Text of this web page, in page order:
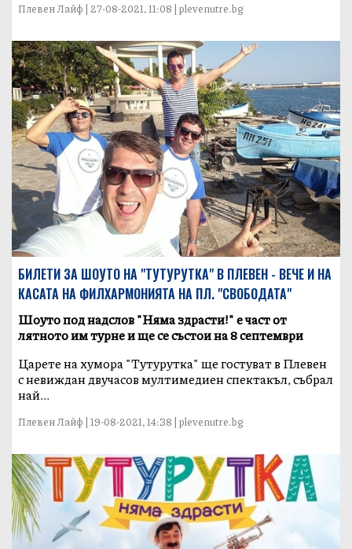
Плевен Лайф | 27-08-2021, 11:08 | plevenutre.bg
БИЛЕТИ ЗА ШОУТО НА "ТУТУРУТКА" В ПЛЕВЕН - ВЕЧЕ И НА
КАСАТА НА ФИЛХАРМОНИЯТА НА ПЛ. "СВОБОДАТА"
Шоуто под надслов "Няма здрасти!" е част от
лятното им турне и ще се състои на 8 септември
Царете на хумора "Тутурутка" ще гостуват в Плевен
с невиждан двучасов мултимедиен спектакъл, събрал
най...
Плевен Лайф | 19-08-2021, 14:38 | plevenutre.bg